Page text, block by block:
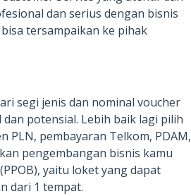
dan serius dengan bisnis
tersampaikan ke pihak
segi jenis dan nominal voucher
potensial. Lebih baik lagi pilih
PLN, pembayaran Telkom, PDAM,
pengembangan bisnis kamu
yaitu loket yang dapat
dari 1 tempat.